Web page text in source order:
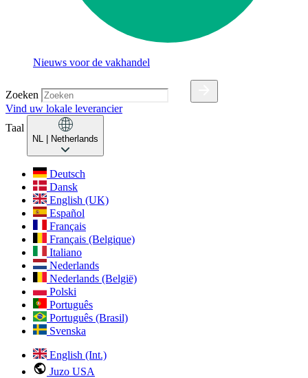
Nieuws voor de vakhandel
Zoeken
Vind uw lokale leverancier
Taal
NL | Netherlands
Deutsch
Dansk
English (UK)
Español
Français
Français (Belgique)
Italiano
Nederlands
Nederlands (België)
Polski
Português
Português (Brasil)
Svenska
English (Int.)
Juzo USA